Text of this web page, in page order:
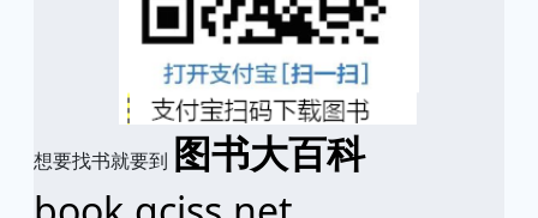
想要找书就要到 图书大百科